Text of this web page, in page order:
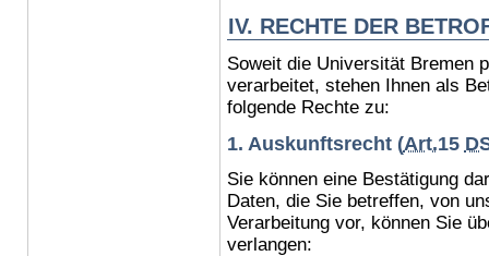
IV. RECHTE DER
Soweit die Universität Bremen
verarbeitet, stehen Ihnen als
folgende Rechte zu:
1. Auskunftsrecht (Art.15
Sie können eine Bestätigung
Daten, die Sie betreffen, von
Verarbeitung vor, können Sie
verlangen: